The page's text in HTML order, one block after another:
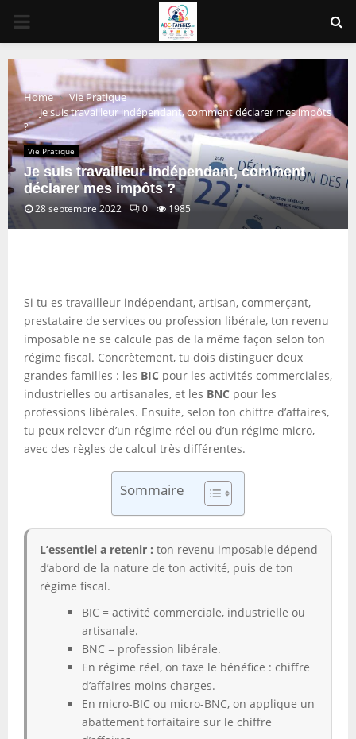
PRIMARY
MENU
Home
Vie Pratique
Je suis travailleur indépendant, comment déclarer mes impôts
?
Vie Pratique
Je suis travailleur indépendant, comment
déclarer mes impôts ?
28 septembre 2022 0 1985
Si tu es travailleur indépendant, artisan, commerçant,
prestataire de services ou profession libérale, ton revenu
imposable ne se calcule pas de la même façon selon ton
régime fiscal. Concrètement, tu dois distinguer deux
grandes familles : les BIC pour les activités commerciales,
industrielles ou artisanales, et les BNC pour les
professions libérales. Ensuite, selon ton chiffre d’affaires,
tu peux relever d’un régime réel ou d’un régime micro,
avec des règles de calcul très différentes.
Sommaire
L’essentiel a retenir : ton revenu imposable dépend
d’abord de la nature de ton activité, puis de ton
régime fiscal.
BIC = activité commerciale, industrielle ou
artisanale.
BNC = profession libérale.
En régime réel, on taxe le bénéfice : chiffre
d’affaires moins charges.
En micro-BIC ou micro-BNC, on applique un
abattement forfaitaire sur le chiffre